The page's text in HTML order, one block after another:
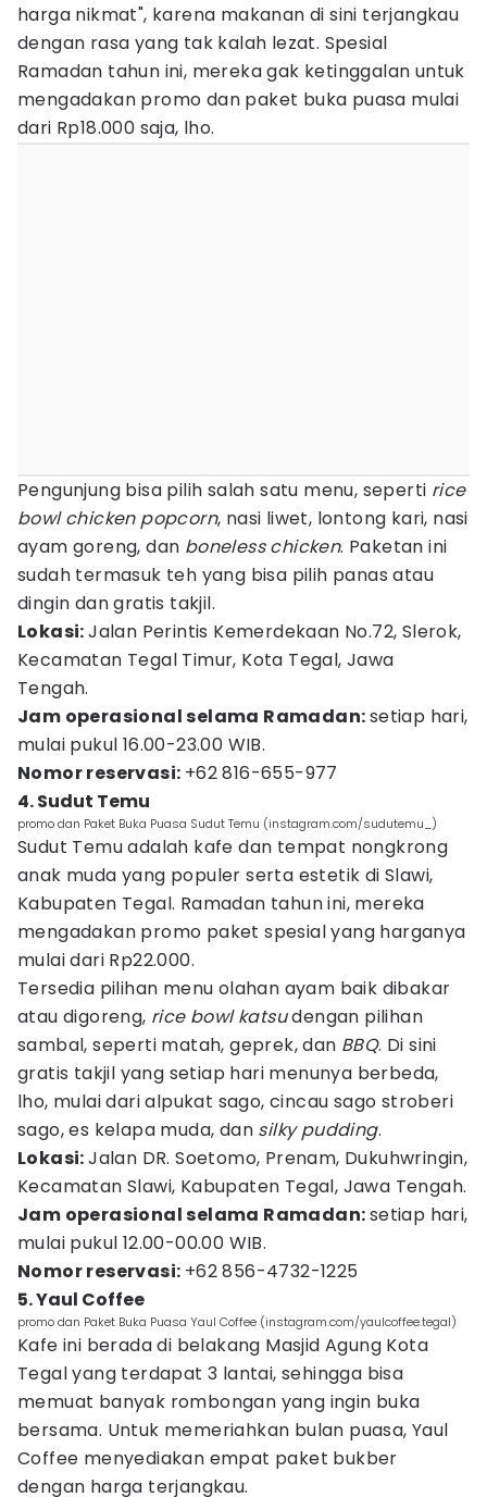
harga nikmat", karena makanan di sini terjangkau
dengan rasa yang tak kalah lezat. Spesial
Ramadan tahun ini, mereka gak ketinggalan untuk
mengadakan promo dan paket buka puasa mulai
dari Rp18.000 saja, lho.
Pengunjung bisa pilih salah satu menu, seperti rice
bowl chicken popcorn, nasi liwet, lontong kari, nasi
ayam goreng, dan boneless chicken. Paketan ini
sudah termasuk teh yang bisa pilih panas atau
dingin dan gratis takjil.
Lokasi:Jalan Perintis Kemerdekaan No.72, Slerok,
Kecamatan Tegal Timur, Kota Tegal, Jawa
Tengah.
Jam operasional selama Ramadan:setiap hari,
mulai pukul 16.00-23.00 WIB.
Nomor reservasi: +62 816-655-977
4. Sudut Temu
promo dan Paket Buka Puasa Sudut Temu (instagram.com/sudutemu_)
Sudut Temu adalah kafe dan tempat nongkrong
anak muda yang populer serta estetik di Slawi,
Kabupaten Tegal. Ramadan tahun ini, mereka
mengadakan promo paket spesial yang harganya
mulai dari Rp22.000.
Tersedia pilihan menu olahan ayam baik dibakar
atau digoreng, rice bowl katsudengan pilihan
sambal, seperti matah, geprek, dan BBQ. Di sini
gratis takjil yang setiap hari menunya berbeda,
lho, mulai dari alpukat sago, cincau sago stroberi
sago, es kelapa muda, dan silky pudding.
Lokasi:Jalan DR. Soetomo, Prenam, Dukuhwringin,
Kecamatan Slawi, Kabupaten Tegal, Jawa Tengah.
Jam operasional selama Ramadan:setiap hari,
mulai pukul 12.00-00.00 WIB.
Nomor reservasi: +62 856-4732-1225
5. Yaul Coffee
promo dan Paket Buka Puasa Yaul Coffee (instagram.com/yaulcoffee.tegal)
Kafe ini berada di belakang Masjid Agung Kota
Tegal yang terdapat 3 lantai, sehingga bisa
memuat banyak rombongan yang ingin buka
bersama. Untuk memeriahkan bulan puasa, Yaul
Coffee menyediakan empat paket bukber
dengan harga terjangkau.